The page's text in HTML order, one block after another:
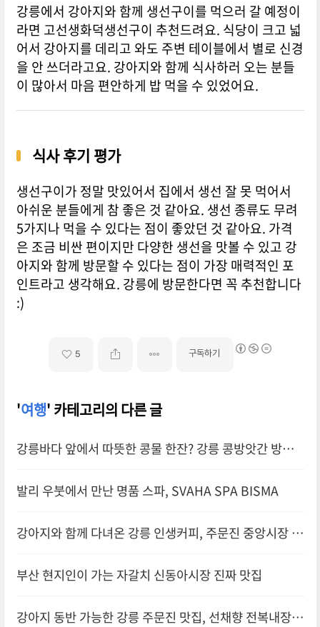
강릉에서 강아지와 함께 생선구이를 먹으러 갈 예정이
라면 고선생화덕생선구이 추천드려요. 식당이 크고 넓
어서 강아지를 데리고 와도 주변 테이블에서 별로 신경
을 안 쓰더라고요. 강아지와 함께 식사하러 오는 분들
이 많아서 마음 편안하게 밥 먹을 수 있었어요.
식사 후기 평가
생선구이가 정말 맛있어서 집에서 생선 잘 못 먹어서
아쉬운 분들에게 참 좋은 것 같아요. 생선 종류도 무려
5가지나 먹을 수 있다는 점이 좋았던 것 같아요. 가격
은 조금 비싼 편이지만 다양한 생선을 맛볼 수 있고 강
아지와 함께 방문할 수 있다는 점이 가장 매력적인 포
인트라고 생각해요. 강릉에 방문한다면 꼭 추천합니다
:)
5 구독하기
'여행' 카테고리의 다른 글
강릉바다 앞에서 따뜻한 콩물 한잔? 강릉 콩방앗간 방문
발리 우붓에서 만난 명품 스파, SVAHA SPA BISMA
강아지와 함께 다녀온 강릉 인생커피, 주문진 중앙시장 카
부산 현지인이 가는 자갈치 신동아시장 진짜 맛집
강아지 동반 가능한 강릉 주문진 맛집, 선채향 전복내장죽